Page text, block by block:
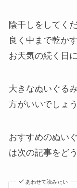
陰干しをしてくだ
良く中まで乾か
お天気の続く日
大きなぬいぐる
方がいいでしょう
おすすめのぬい
は次の記事をど
あわせて読みたい